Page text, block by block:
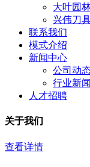
大叶园
兴伟刀
联系我们
模式介绍
新闻中心
公司动
行业新闻
人才招聘
关于我们
查看详情